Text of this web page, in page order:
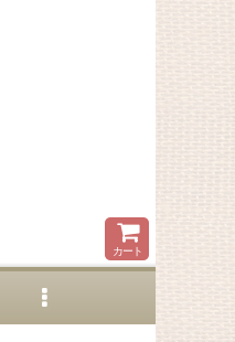
カート